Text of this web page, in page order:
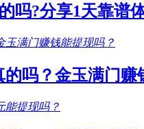
吗?分享1天靠谱
吗？金玉满门赚